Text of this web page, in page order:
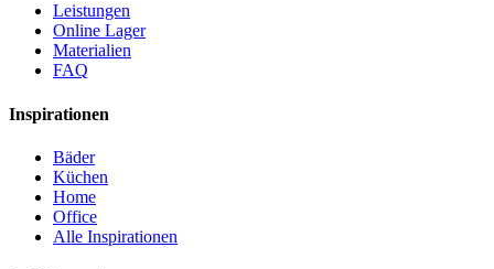
Leistungen
Online Lager
Materialien
FAQ
Inspirationen
Bäder
Küchen
Home
Office
Alle Inspirationen